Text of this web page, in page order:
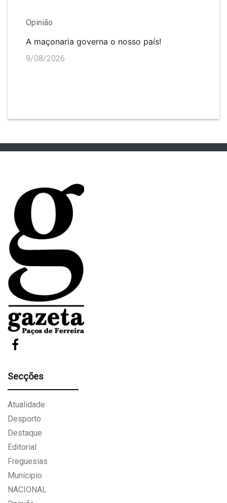
Opinião
A maçonaria governa o nosso país!
9/08/2026
Secções
Atualidade
Desporto
Destaque
Editorial
Freguesias
Munícipio
NACIONAL